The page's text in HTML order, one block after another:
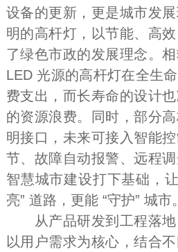
设备的更新，更是城市发展
明的高杆灯，以节能、高
了绿色市政的发展理念。
LED 光源的高杆灯在全生
费支出，而长寿命的设计
的资源浪费。同时，部分
明接口，未来可接入智能
节、故障自动报警、远程
智慧城市建设打下基础，
亮” 道路，更能 “守护” 城市。
从产品研发到工程落地
以用户需求为核心，结合